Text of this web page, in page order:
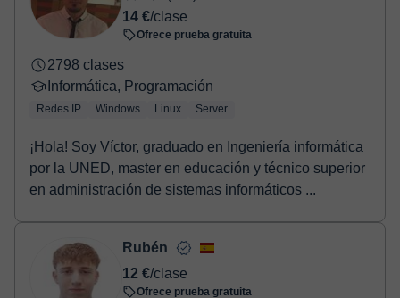
14 €/clase
Ofrece prueba gratuita
2798 clases
Informática, Programación
Redes IP Windows Linux Server
¡Hola! Soy Víctor, graduado en Ingeniería informática
por la UNED, master en educación y técnico superior
en administración de sistemas informáticos ...
Rubén
12 €/clase
Ofrece prueba gratuita